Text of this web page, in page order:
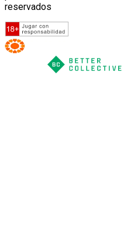
reservados